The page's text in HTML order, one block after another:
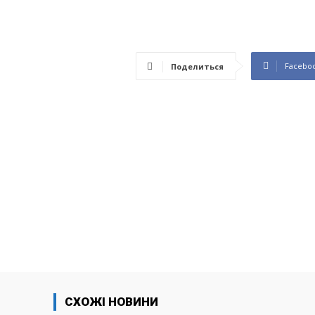
Поделиться
СХОЖІ НОВИНИ